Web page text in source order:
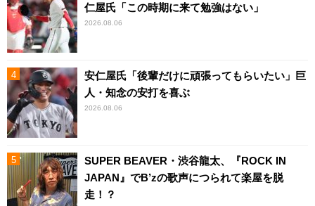
仁屋氏「この時期に来て勉強はない」
2026.08.06
安仁屋氏「後輩だけに頑張ってもらいたい」巨
人・知念の安打を喜ぶ
2026.08.06
SUPER BEAVER・渋谷龍太、『ROCK IN
JAPAN』でB’zの歌声につられて楽屋を脱
走！？